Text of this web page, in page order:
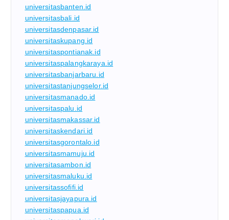
universitasbanten.id
universitasbali.id
universitasdenpasar.id
universitaskupang.id
universitaspontianak.id
universitaspalangkaraya.id
universitasbanjarbaru.id
universitastanjungselor.id
universitasmanado.id
universitaspalu.id
universitasmakassar.id
universitaskendari.id
universitasgorontalo.id
universitasmamuju.id
universitasambon.id
universitasmaluku.id
universitassofifi.id
universitasjayapura.id
universitaspapua.id